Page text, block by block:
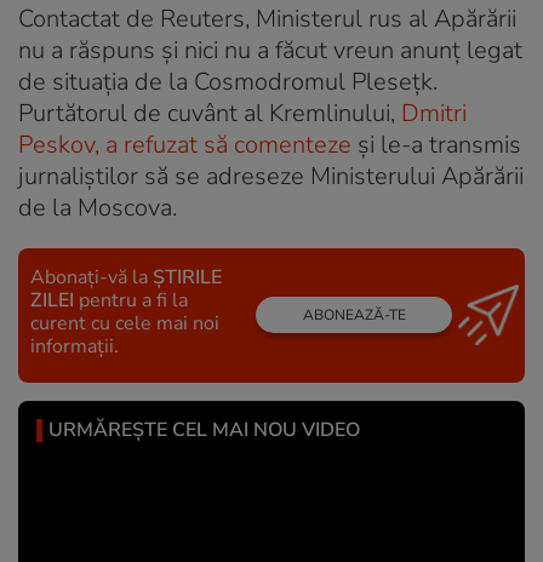
Contactat de Reuters, Ministerul rus al Apărării
nu a răspuns şi nici nu a făcut vreun anunţ legat
de situația de la Cosmodromul Plesețk.
Purtătorul de cuvânt al Kremlinului, Dmitri
Peskov, a refuzat să comenteze și le-a transmis
jurnaliștilor să se adreseze Ministerului Apărării
de la Moscova.
Abonați-vă la ȘTIRILE
ZILEI pentru a fi la
curent cu cele mai noi
informații.
ABONEAZĂ-TE
URMĂREȘTE CEL MAI NOU VIDEO